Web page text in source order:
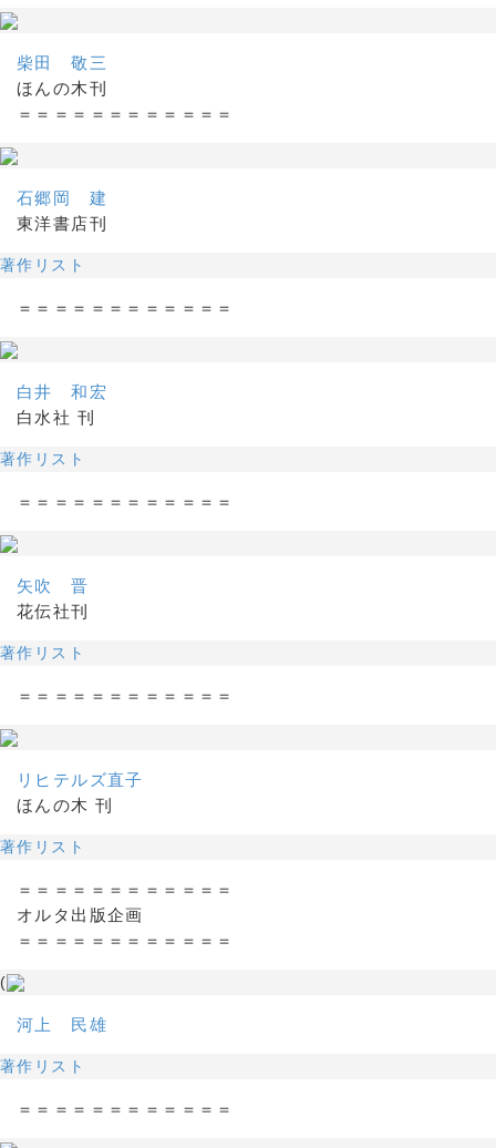
柴田 敬三
ほんの木刊
＝＝＝＝＝＝＝＝＝＝＝＝
石郷岡 建
東洋書店刊
著作リスト
＝＝＝＝＝＝＝＝＝＝＝＝
白井 和宏
白水社 刊
著作リスト
＝＝＝＝＝＝＝＝＝＝＝＝
矢吹 晋
花伝社刊
著作リスト
＝＝＝＝＝＝＝＝＝＝＝＝
リヒテルズ直子
ほんの木 刊
著作リスト
＝＝＝＝＝＝＝＝＝＝＝＝
オルタ出版企画
＝＝＝＝＝＝＝＝＝＝＝＝
(
河上 民雄
著作リスト
＝＝＝＝＝＝＝＝＝＝＝＝